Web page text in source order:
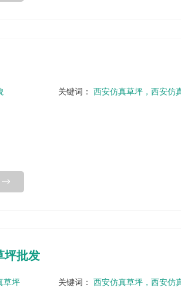
关键词： 西安仿真草坪，西安仿
坪批发
草坪 关键词： 西安仿真草坪，西安仿